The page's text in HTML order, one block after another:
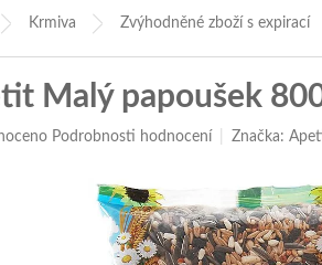
Krmiva Zvýhodněné zboží s expirací
Malý papoušek
Podrobnosti hodnocení Značka: